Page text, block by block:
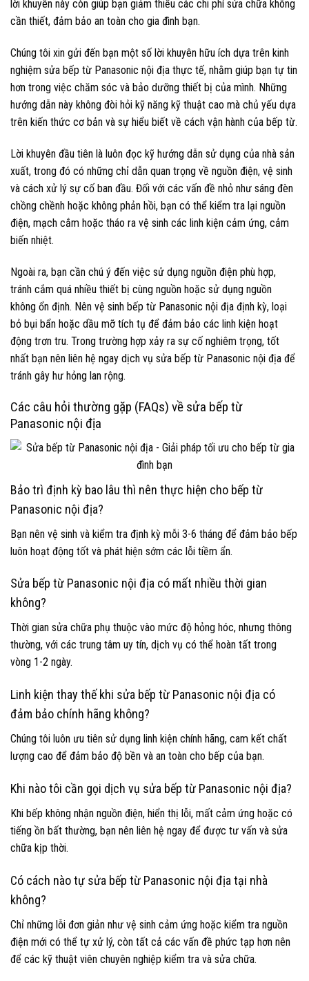
lời khuyên này còn giúp bạn giảm thiểu các chi phí sửa chữa không
cần thiết, đảm bảo an toàn cho gia đình bạn.
Chúng tôi xin gửi đến bạn một số lời khuyên hữu ích dựa trên kinh
nghiệm sửa bếp từ Panasonic nội địa thực tế, nhằm giúp bạn tự tin
hơn trong việc chăm sóc và bảo dưỡng thiết bị của mình. Những
hướng dẫn này không đòi hỏi kỹ năng kỹ thuật cao mà chủ yếu dựa
trên kiến thức cơ bản và sự hiểu biết về cách vận hành của bếp từ.
Lời khuyên đầu tiên là luôn đọc kỹ hướng dẫn sử dụng của nhà sản
xuất, trong đó có những chỉ dẫn quan trọng về nguồn điện, vệ sinh
và cách xử lý sự cố ban đầu. Đối với các vấn đề nhỏ như sáng đèn
chồng chềnh hoặc không phản hồi, bạn có thể kiểm tra lại nguồn
điện, mạch cắm hoặc tháo ra vệ sinh các linh kiện cảm ứng, cảm
biến nhiệt.
Ngoài ra, bạn cần chú ý đến việc sử dụng nguồn điện phù hợp,
tránh cắm quá nhiều thiết bị cùng nguồn hoặc sử dụng nguồn
không ổn định. Nên vệ sinh bếp từ Panasonic nội địa định kỳ, loại
bỏ bụi bẩn hoặc dầu mỡ tích tụ để đảm bảo các linh kiện hoạt
động trơn tru. Trong trường hợp xảy ra sự cố nghiêm trọng, tốt
nhất bạn nên liên hệ ngay dịch vụ sửa bếp từ Panasonic nội địa để
tránh gây hư hỏng lan rộng.
Các câu hỏi thường gặp (FAQs) về sửa bếp từ
Panasonic nội địa
Bảo trì định kỳ bao lâu thì nên thực hiện cho bếp từ
Panasonic nội địa?
Bạn nên vệ sinh và kiểm tra định kỳ mỗi 3-6 tháng để đảm bảo bếp
luôn hoạt động tốt và phát hiện sớm các lỗi tiềm ẩn.
Sửa bếp từ Panasonic nội địa có mất nhiều thời gian
không?
Thời gian sửa chữa phụ thuộc vào mức độ hỏng hóc, nhưng thông
thường, với các trung tâm uy tín, dịch vụ có thể hoàn tất trong
vòng 1-2 ngày.
Linh kiện thay thế khi sửa bếp từ Panasonic nội địa có
đảm bảo chính hãng không?
Chúng tôi luôn ưu tiên sử dụng linh kiện chính hãng, cam kết chất
lượng cao để đảm bảo độ bền và an toàn cho bếp của bạn.
Khi nào tôi cần gọi dịch vụ sửa bếp từ Panasonic nội địa?
Khi bếp không nhận nguồn điện, hiển thị lỗi, mất cảm ứng hoặc có
tiếng ồn bất thường, bạn nên liên hệ ngay để được tư vấn và sửa
chữa kịp thời.
Có cách nào tự sửa bếp từ Panasonic nội địa tại nhà
không?
Chỉ những lỗi đơn giản như vệ sinh cảm ứng hoặc kiểm tra nguồn
điện mới có thể tự xử lý, còn tất cả các vấn đề phức tạp hơn nên
để các kỹ thuật viên chuyên nghiệp kiểm tra và sửa chữa.